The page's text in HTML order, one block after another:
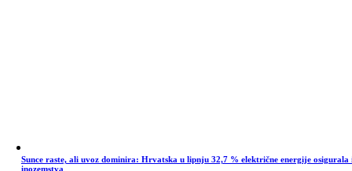
Sunce raste, ali uvoz dominira: Hrvatska u lipnju 32,7 % električne energije osigurala
inozemstva